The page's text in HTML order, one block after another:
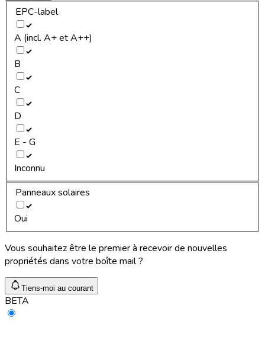
EPC-label
A (incl. A+ et A++)
B
C
D
E - G
Inconnu
Panneaux solaires
Oui
Vous souhaitez être le premier à recevoir de nouvelles
propriétés dans votre boîte mail ?
Tiens-moi au courant
BETA